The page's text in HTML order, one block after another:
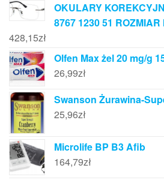
OKULARY
8767 1230 51 ROZMIAR
428,15zł
Olfen Max żel 20 mg/g
26,99zł
Swanson Żurawina-
25,96zł
Microlife BP B3 Afib
164,79zł